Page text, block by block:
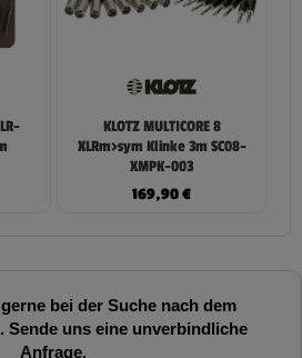
KLOTZ MULTICORE 8
XLRm>sym Klinke 3m SC08-
XMPK-003
169,90€
bei der Suche nach dem
Sende uns eine unverbindliche
Anfrage.